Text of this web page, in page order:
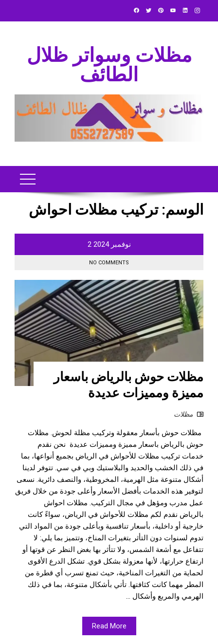
مظلات وسواتر ظلال
الطائف
الوسم:تركيب مظلات احواش
نوفمبر 2 2024
NO COMMENTS
مظلات حوش بالرياض باسعار
مميزة ومميزات عديدة
مظلات
مظلات حوش بأسعار معقولة وتركيب مظلة لحوش. مظلات
حوش بالرياض باسعار مميزة ومميزات عديدة نحن نقدم
خدمات تركيب مظلات للأحواش في الرياض بجميع أنواعها، بما
في ذلك الخشب والحديد والبلاستيك وبي في سي. تتوفر لدينا
أشكال متنوعة مثل الهرمية، المخروطية، والنصف دائرية. نسعى
لتوفير هذه الخدمات بأفضل الأسعار وأعلى جودة من خلال فريق
عمل مدرب ومؤهل في مجال التركيب. مظلات احواش
بالرياض نقدم لكم مظلات للأحواش في الرياض، سواءً كانت
خارجية أو داخلية، بأسعار تنافسية وبأعلى جودة من المواد التي
تدوم لسنوات دون التأثر بتغيرات المناخ، وتتميز بما يلي: لا
تتفاعل مع أشعة الشمس، ولا تتأثر بها بغض النظر عن قوتها أو
ارتفاع حرارتها، لأنها معزولة بشكل قوي. تشكل الدرع الأقوى
لحماية من التغيرات المناخية، حيث تمنع تسرب أي قطرة من
المطر مهما كانت كثافتها. تأتي بأشكال متنوعة، بما في ذلك
الهرمي والمربع وأشكال ...
Read More